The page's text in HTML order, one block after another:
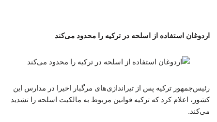
اردوغان استفاده از اسلحه در ترکیه را محدود می‌کند
رئیس‌جمهور ترکیه پس از تیراندازی‌های مرگبار اخیرا در مدارس این
کشور، اعلام کرد که ترکیه قوانین مربوط به مالکیت اسلحه را تشدید
می‌کند.